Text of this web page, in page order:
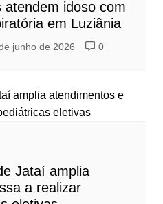
atendem idoso com
em Luziânia
junho de 2026 0
Jataí amplia
a realizar